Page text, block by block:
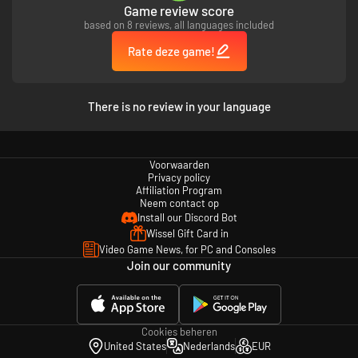
Breek de actie af en dompel jezelf onder in boeiende tussenfilmpjes.
Zet voet op Luteus Prime in de modus voor één speler, of organiseer
samen een bende van maximaal vier Ork Boyz en maak samen
plezier! Multiplayer is zowel online als in lokale coöp beschikbaar.
Vecht het uit tegen je rivalen in een allesomvattende epische strijd
als in lokale PvP.
Game review score
based on 8 reviews, all languages included
Rate deze game!
There is no review in your language
Voorwaarden
Privacy policy
Affiliation Program
Neem contact op
Install our Discord Bot
Wissel Gift Card in
Video Game News, for PC and Consoles
Join our community
Cookies beheren
United States
Nederlands EUR